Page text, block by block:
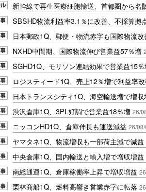
新幹線で再生医療細胞輸送、首都圏から名
SBSHD物流利益率3.1％に改善、不採算拠
日本郵政1Q、郵便・物流赤字も国際物流改
NXHD中間期、国際物流伸び営業益57％増
SGHD1Q、モリソン連結効果で営業益15
ロジスティード1Q、売上12％増で利益率
日本トランスシティ1Q、海空輸送増で増収
渋沢倉庫1Q、3PL好調で営業益18％増 26/
ニッコンHD1Q、倉庫伸長も運送減益 26/
ヤマタネ1Q、物流増収も一部荷主減で減益
中央倉庫1Q、国内輸送と輸入増で増収増益
南総通運1Q、倉庫稼働率上昇で増収増益
栗林商船1Q、燃料高響き営業赤字に転落